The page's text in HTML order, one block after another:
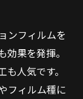
ンフィルムを
果を発揮。
人気です。
フィルム種に